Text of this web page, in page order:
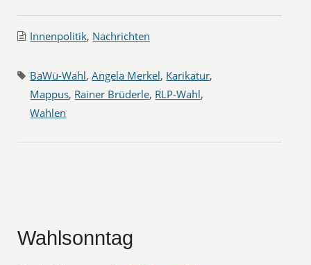
Innenpolitik, Nachrichten
BaWü-Wahl,Angela Merkel, Karikatur,
Mappus, Rainer Brüderle, RLP-Wahl,
Wahlen
Wahlsonntag